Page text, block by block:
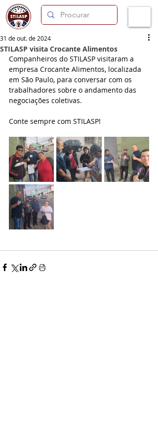
STILASP visita Crocante Alimentos
31 de out. de 2024
Companheiros do STILASP visitaram a
empresa Crocante Alimentos, localizada
em São Paulo, para conversar com os
trabalhadores sobre o andamento das
negociações coletivas.
Conte sempre com STILASP!